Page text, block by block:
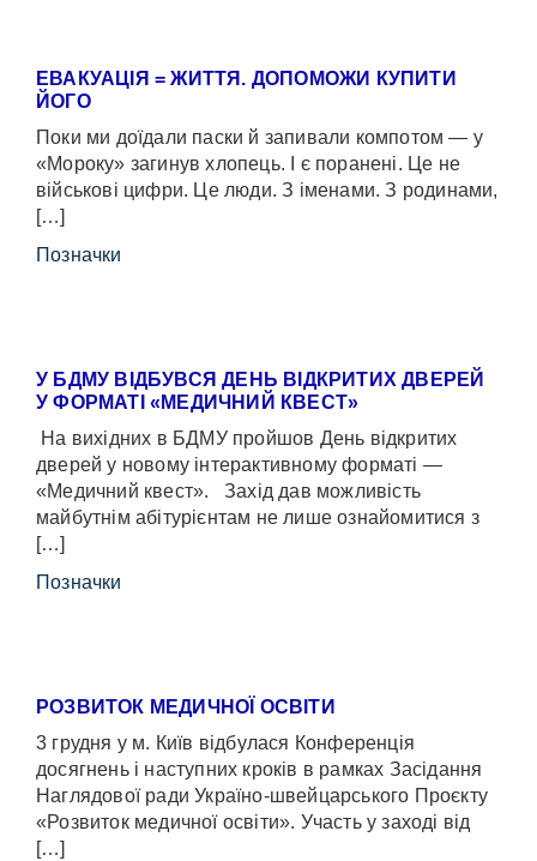
ЕВАКУАЦІЯ = ЖИТТЯ. ДОПОМОЖИ КУПИТИ
ЙОГО
Поки ми доїдали паски й запивали компотом — у
«Мороку» загинув хлопець. І є поранені. Це не
військові цифри. Це люди. З іменами. З родинами,
[…]
Позначки
У БДМУ ВІДБУВСЯ ДЕНЬ ВІДКРИТИХ ДВЕРЕЙ
У ФОРМАТІ «МЕДИЧНИЙ КВЕСТ»
На вихідних в БДМУ пройшов День відкритих
дверей у новому інтерактивному форматі —
«Медичний квест». Захід дав можливість
майбутнім абітурієнтам не лише ознайомитися з
[…]
Позначки
РОЗВИТОК МЕДИЧНОЇ ОСВІТИ
3 грудня у м. Київ відбулася Конференція
досягнень і наступних кроків в рамках Засідання
Наглядової ради Україно-швейцарського Проєкту
«Розвиток медичної освіти». Участь у заході від
[…]